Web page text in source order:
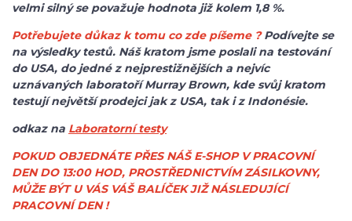
velmi silný se považuje hodnota již kolem 1,8 %.
Potřebujete důkaz k tomu co zde píšeme ?Podívejte se
na výsledky testů. Náš kratom jsme poslali na testování
do USA, do jedné z nejprestižnějších a nejvíc
uznávaných laboratoří Murray Brown, kde svůj kratom
testují největší prodejci jak z USA, tak i z Indonésie.
odkaz na Laboratorní testy
POKUD OBJEDNÁTE PŘES NÁŠ E-SHOP V PRACOVNÍ
DEN DO 13:00 HOD, PROSTŘEDNICTVÍM ZÁSILKOVNY,
MŮŽE BÝT U VÁS VÁŠ BALÍČEK JIŽ NÁSLEDUJÍCÍ
PRACOVNÍ DEN !